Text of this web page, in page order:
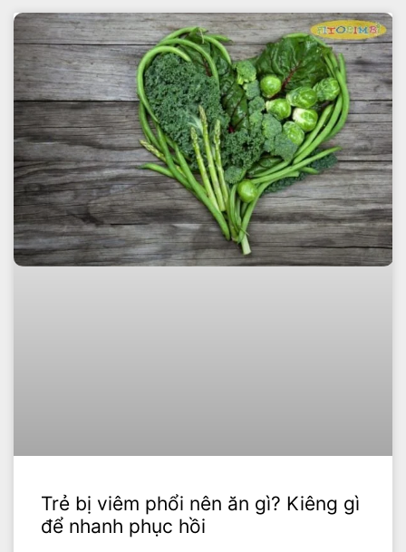
Trẻ bị viêm phổi nên ăn gì? Kiêng gì
để nhanh phục hồi